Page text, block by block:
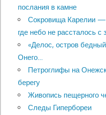
послания в камне
Сокровища Карелии
где небо не рассталось с
«Делос, остров
Онего…
Петроглифы на
берегу
Живопись пещерного
Следы Гипербореи